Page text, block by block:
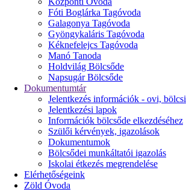
Fóti Boglárka Tagóvoda
Galagonya Tagóvoda
Gyöngykaláris Tagóvoda
Kéknefelejcs Tagóvoda
Manó Tanoda
Holdvilág Bölcsőde
Napsugár Bölcsőde
Dokumentumtár
Jelentkezés információk - ovi, bölcsi
Jelentkezési lapok
Információk bölcsőde elkezdéséhez
Szülői kérvények, igazolások
Dokumentumok
Bölcsődei munkáltatói igazolás
Iskolai étkezés megrendelése
Elérhetőségeink
Zöld Óvoda